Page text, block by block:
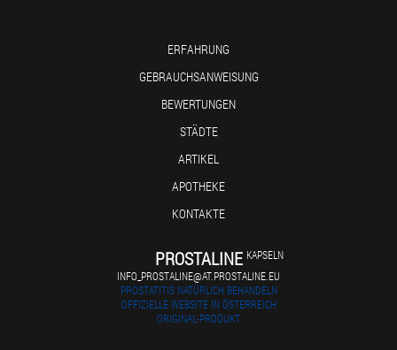
ERFAHRUNG
GEBRAUCHSANWEISUNG
BEWERTUNGEN
STÄDTE
ARTIKEL
APOTHEKE
KONTAKTE
PROSTALINE KAPSELN
INFO_PROSTALINE@AT.PROSTALINE.EU
PROSTATITIS NATÜRLICH BEHANDELN
OFFIZIELLE WEBSITE IN ÖSTERREICH
ORIGINAL-PRODUKT